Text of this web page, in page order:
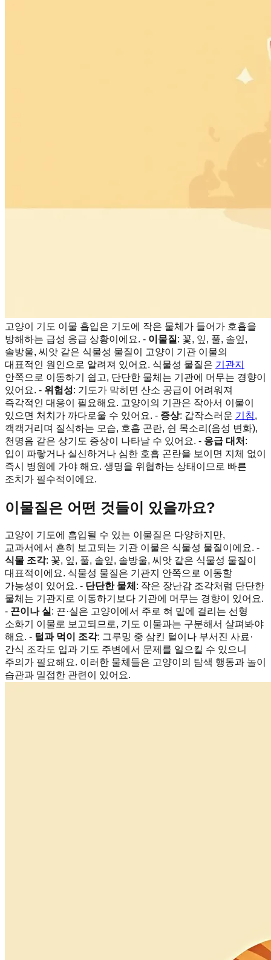
고양이 기도 이물 흡입은 기도에 작은 물체가 들어가 호흡을
방해하는 급성 응급 상황이에요. - 이물질 : 꽃, 잎, 풀, 솔잎,
솔방울, 씨앗 같은 식물성 물질이 고양이 기관 이물의
대표적인 원인으로 알려져 있어요. 식물성 물질은 기관지
안쪽으로 이동하기 쉽고, 단단한 물체는 기관에 머무는 경향이
있어요. - 위험성: 기도가 막히면 산소 공급이 어려워져
즉각적인 대응이 필요해요. 고양이의 기관은 작아서 이물이
있으면 처치가 까다로울 수 있어요. - 증상: 갑작스러운 기침,
캑캑거리며 질식하는 모습, 호흡 곤란, 쉰 목소리(음성 변화),
천명음 같은 상기도 증상이 나타날 수 있어요. - 응급 대처 :
입이 파랗거나 실신하거나 심한 호흡 곤란을 보이면 지체 없이
즉시 병원에 가야 해요. 생명을 위협하는 상태이므로 빠른
조치가 필수적이에요.
이물질은 어떤 것들이 있을까요?
고양이 기도에 흡입될 수 있는 이물질은 다양하지만,
교과서에서 흔히 보고되는 기관 이물은 식물성 물질이에요. -
식물 조각: 꽃, 잎, 풀, 솔잎, 솔방울, 씨앗 같은 식물성 물질이
대표적이에요. 식물성 물질은 기관지 안쪽으로 이동할
가능성이 있어요. - 단단한 물체 : 작은 장난감 조각처럼 단단한
물체는 기관지로 이동하기보다 기관에 머무는 경향이 있어요.
- 끈이나 실: 끈·실은 고양이에서 주로 혀 밑에 걸리는 선형
소화기 이물로 보고되므로, 기도 이물과는 구분해서 살펴봐야
해요. - 털과 먹이 조각: 그루밍 중 삼킨 털이나 부서진 사료·
간식 조각도 입과 기도 주변에서 문제를 일으킬 수 있으니
주의가 필요해요. 이러한 물체들은 고양이의 탐색 행동과 놀이
습관과 밀접한 관련이 있어요.